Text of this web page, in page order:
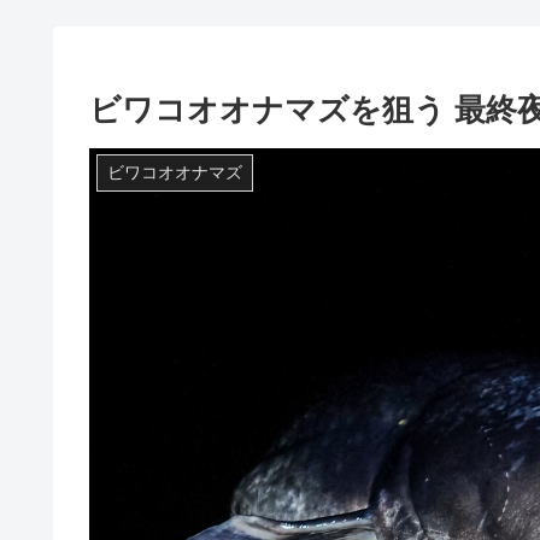
ビワコオオナマズを狙う 最終
ビワコオオナマズ